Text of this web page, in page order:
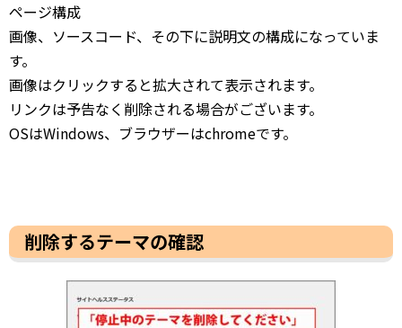
ページ構成
画像、ソースコード、その下に説明文の構成になっていま
す。
画像はクリックすると拡大されて表示されます。
リンクは予告なく削除される場合がございます。
OSはWindows、ブラウザーはchromeです。
削除するテーマの確認